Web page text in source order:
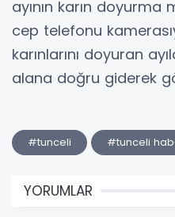
ayının karın
cep telefonu
karınlarını doyuran
alana doğru giderek
#tunceli #tunceli
YORUMLAR